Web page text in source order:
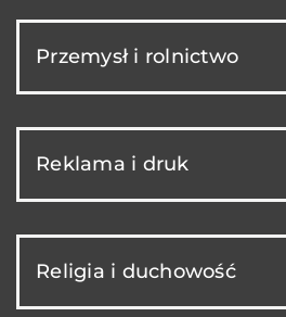
Przemysł i rolnictwo
Reklama i druk
Religia i duchowość